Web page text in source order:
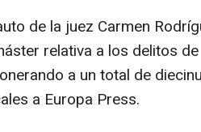
de la juez Carmen
relativa a los delitos de
a un total de
a Europa Press.